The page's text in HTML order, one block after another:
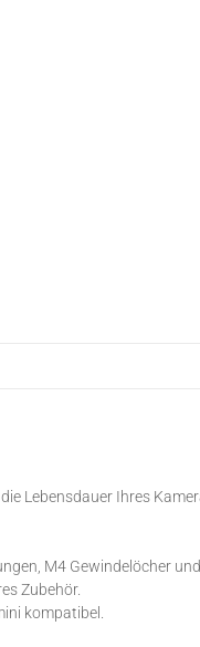
Lebensdauer Ihres
M4 Gewindelöcher
Zubehör.
kompatibel.